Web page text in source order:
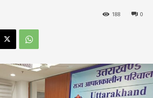
0
188